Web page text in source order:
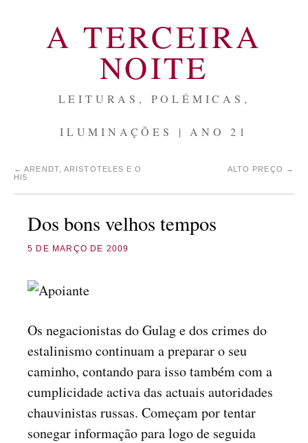
A TERCEIRA
NOITE
LEITURAS, POLÉMICAS,
ILUMINAÇÕES | ANO 21
← ARENDT, ARISTÓTELES E O
HI5
ALTO PREÇO →
Dos bons velhos tempos
5 DE MARÇO DE 2009
Os negacionistas do Gulag e dos crimes do
estalinismo continuam a preparar o seu
caminho, contando para isso também com a
cumplicidade activa das actuais autoridades
chauvinistas russas. Começam por tentar
sonegar informação para logo de seguida